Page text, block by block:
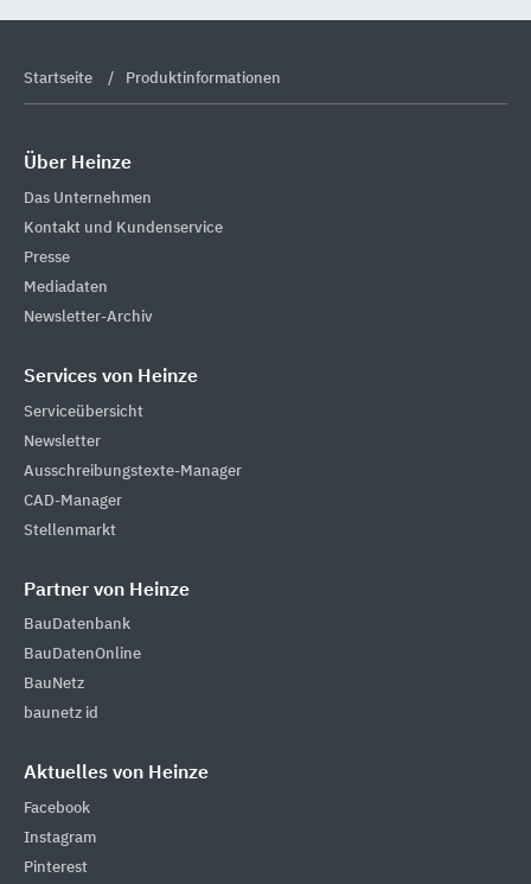
Startseite Produktinformationen
Über Heinze
Das Unternehmen
Kontakt und Kundenservice
Presse
Mediadaten
Newsletter-Archiv
Services von Heinze
Serviceübersicht
Newsletter
Ausschreibungstexte-Manager
CAD-Manager
Stellenmarkt
Partner von Heinze
BauDatenbank
BauDatenOnline
BauNetz
baunetz id
Aktuelles von Heinze
Facebook
Instagram
Pinterest